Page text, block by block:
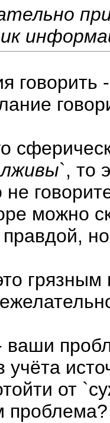
`, то
не
можно
правдой,
ваши
учёта
от
проблема?